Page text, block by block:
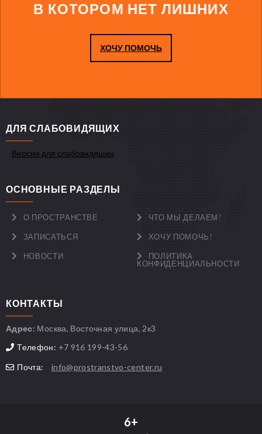
В КОТОРОМ НЕТ ЛИШНИХ
ХОЧУ ПОМОЧЬ
ДЛЯ СЛАБОВИДЯЩИХ
Версия для слабовидящих
ОСНОВНЫЕ РАЗДЕЛЫ
О ПРОСТРАНСТВЕ ЧТО МЫ ДЕЛАЕМ?
ЗАПИСАТЬСЯ ХОЧУ ПОМОЧЬ!
НОВОСТИ
ПОЛИТИКА
КОНФИДЕНЦИАЛЬНОСТИ
КОНТАКТЫ
Адрес: Москва, Восточная улица, 2к3
Телефон: +7 916 199-43-56
Почта:
info@prostranstvo-center.ru
6+